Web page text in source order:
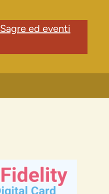
Sagre ed eventi